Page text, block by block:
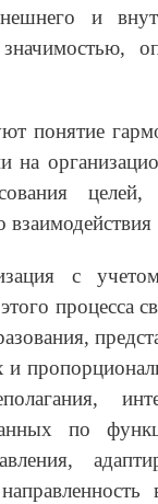
и
понятие
на
с
процесса
и
по